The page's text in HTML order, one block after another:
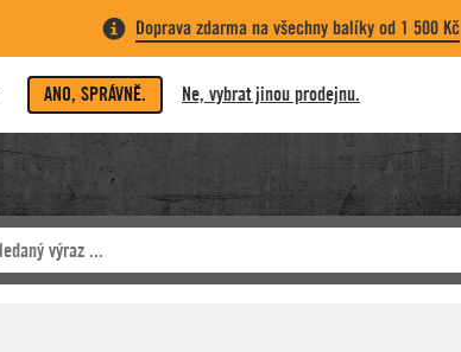
Doprava zdarma na všechny balíky od 1 500 Kč
ANO, SPRÁVNĚ. Ne, vybrat jinou prodejnu.